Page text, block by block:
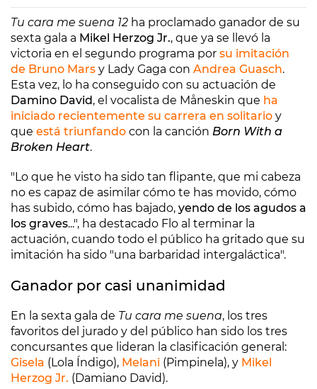
Tu cara me suena 12 ha proclamado ganador de su
sexta gala a Mikel Herzog Jr., que ya se llevó la
victoria en el segundo programa por su imitación
de Bruno Mars y Lady Gaga con Andrea Guasch.
Esta vez, lo ha conseguido con su actuación de
Damino David, el vocalista de Måneskin que ha
iniciado recientemente su carrera en solitario y
que está triunfando con la canción Born With a
Broken Heart.
"Lo que he visto ha sido tan flipante, que mi cabeza
no es capaz de asimilar cómo te has movido, cómo
has subido, cómo has bajado, yendo de los agudos a
los graves...", ha destacado Flo al terminar la
actuación, cuando todo el público ha gritado que su
imitación ha sido "una barbaridad intergaláctica".
Ganador por casi unanimidad
En la sexta gala de Tu cara me suena, los tres
favoritos del jurado y del público han sido los tres
concursantes que lideran la clasificación general:
Gisela (Lola Índigo), Melani (Pimpinela), y Mikel
Herzog Jr. (Damiano David).